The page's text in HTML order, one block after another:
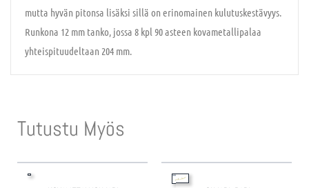
mutta hyvän pitonsa lisäksi sillä on erinomainen kulutuskestävyys.
Runkona 12 mm tanko, jossa 8 kpl 90 asteen kovametallipalaa
yhteispituudeltaan 204 mm.
Tutustu Myös